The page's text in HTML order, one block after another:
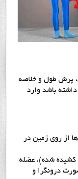
پرش طول و خلاصه
باشد وارد
از روی زمین در
کشیده شده)، عضله
درونگرا و